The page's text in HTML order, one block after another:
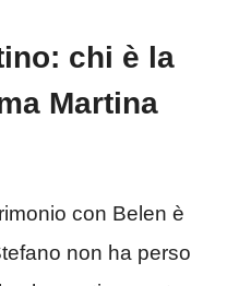
chi è la
Martina
con Belen è
non ha perso